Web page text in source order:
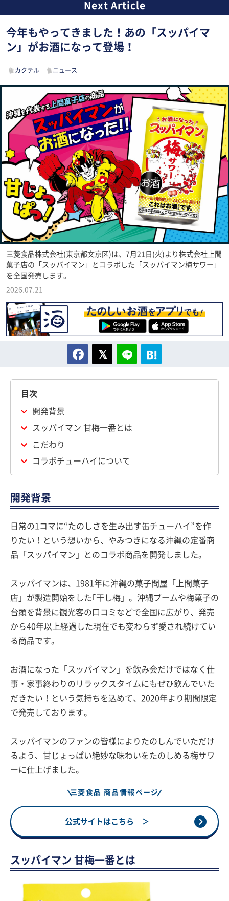
今年もやってきました！あの「スッパイマ
ン」がお酒になって登場！
カクテル ニュース
三菱食品株式会社(東京都文京区)は、7月21日(火)より株式会社上間
菓子店の「スッパイマン」とコラボした「スッパイマン梅サワー」
を全国発売します。
2026.07.21
目次
開発背景
スッパイマン 甘梅一番とは
こだわり
コラボチューハイについて
開発背景
日常の1コマに“たのしさを生み出す缶チューハイ”を作
りたい！という想いから、やみつきになる沖縄の定番商
品「スッパイマン」とのコラボ商品を開発しました。
スッパイマンは、1981年に沖縄の菓子問屋「上間菓子
店」が製造開始をした｢干し梅」。沖縄ブームや梅菓子の
台頭を背景に観光客の口コミなどで全国に広がり、発売
から40年以上経過した現在でも変わらず愛され続けてい
る商品です。
お酒になった「スッパイマン」を飲み会だけではなく仕
事・家事終わりのリラックスタイムにもぜひ飲んでいた
だきたい！という気持ちを込めて、2020年より期間限定
で発売しております。
スッパイマンのファンの皆様によりたのしんでいただけ
るよう、甘じょっぱい絶妙な味わいをたのしめる梅サワ
ーに仕上げました。
三菱食品 商品情報ページ
公式サイトはこちら ＞
スッパイマン 甘梅一番とは